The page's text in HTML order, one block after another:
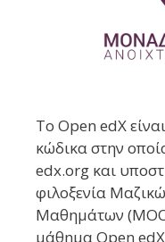
Το Open edX
κώδικα στην
edx.org και
φιλοξενία
Μαθημάτων
μάθημα Open